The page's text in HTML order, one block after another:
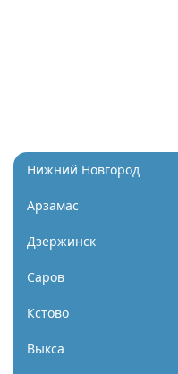
Нижний Новгород
Арзамас
Дзержинск
Саров
Кстово
Выкса